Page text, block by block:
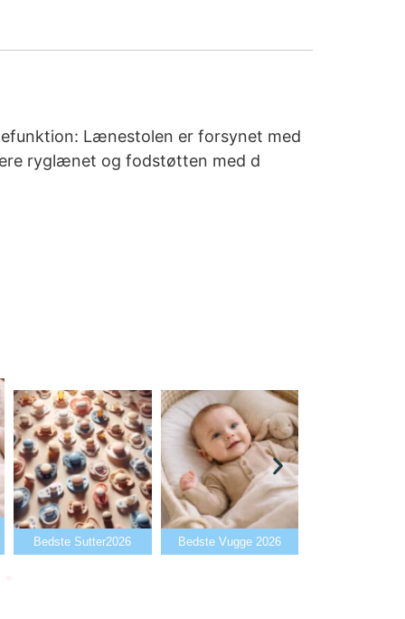
Lænestolen er forsynet med
ryglænet og fodstøtten med d
Bedste Sutter2026 Bedste Vugge 2026